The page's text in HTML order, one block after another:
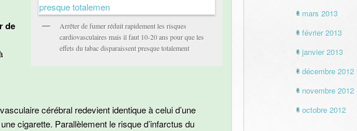
Arrêter de fumer réduit rapidement les risques
cardiovasculaires mais il faut 10-20 ans pour que les
effets du tabac disparaissent presque totalement
de
cérébral redevient identique à celui d’une
cigarette. Parallèlement le risque d’infarctus du
mars 2013
février 2013
janvier 2013
décembre 2012
novembre 2012
octobre 2012